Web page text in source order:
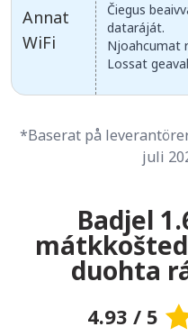
Annat
WiFi
Čiegus
dataráját.
Njoahcumat
Lossat
*Baserat på
juli
Badjel
duohta
4.93 / 5